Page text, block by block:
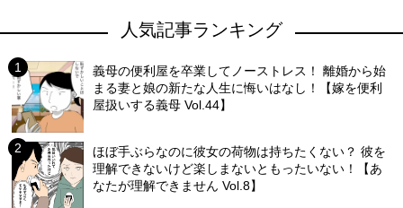
人気記事ランキング
義母の便利屋を卒業してノーストレス！ 離婚から始
まる妻と娘の新たな人生に悔いはなし！【嫁を便利
屋扱いする義母 Vol.44】
ほぼ手ぶらなのに彼女の荷物は持ちたくない？ 彼を
理解できないけど楽しまないともったいない！【あ
なたが理解できません Vol.8】